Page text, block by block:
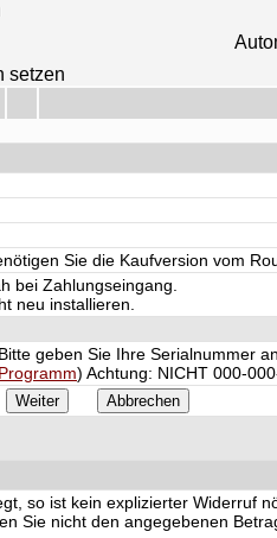
setzen
Sie die Kaufversion vom
bei Zahlungseingang.
neu installieren.
Bitte geben Sie Ihre Serialnummer
Programm) Achtung: NICHT 000-
so ist kein explizierter Widerruf
Sie nicht den angegebenen